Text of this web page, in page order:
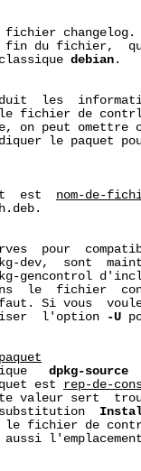
du fichier,
debian .
les
fichier de
on peut omettre
le paquet
est
nom-de-
pour
dev,  sont
gencontrol
le  fichier
Si vous
l'option
-U
dpkg-source
est
rep-de-
valeur sert
fichier de